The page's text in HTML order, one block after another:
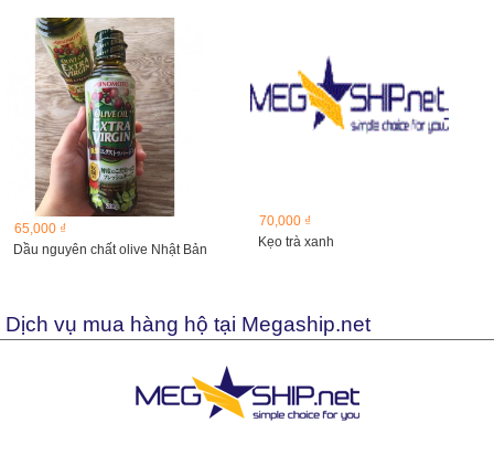
65,000 ₫
Dầu nguyên chất olive Nhật Bản
70,000 ₫
Kẹo trà xanh
Dịch vụ mua hàng hộ tại Megaship.net